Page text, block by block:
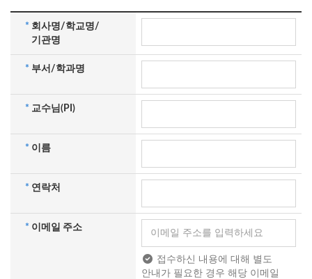
* 회사명/학교명/
기관명
* 부서/학과명
* 교수님(PI)
* 이름
* 연락처
* 이메일 주소
접수하신 내용에 대해 별도
안내가 필요한 경우 해당 이메일